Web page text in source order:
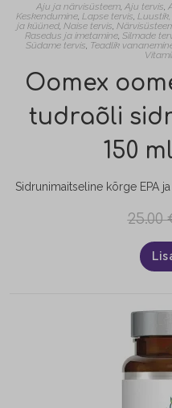
Aju ja närvisüsteem, Aju tervis,
Keskendumine, Lapse tervis, Luustik,
ja küüned, Naise tervis,
Rasedus ja imetamine, Silmade
Südame tervis, Teadlik
Oomex
tudraõli
150
25.00